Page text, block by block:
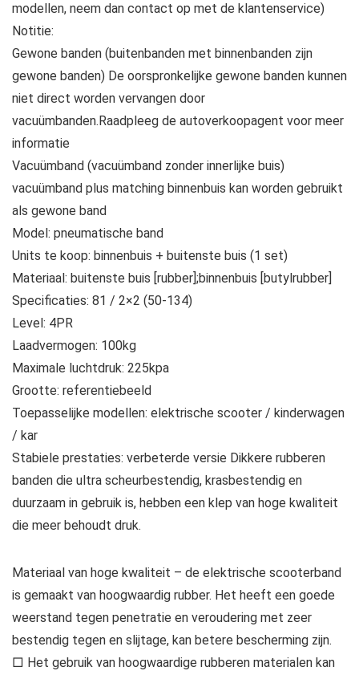
modellen, neem dan contact op met de klantenservice)
Notitie:
Gewone banden (buitenbanden met binnenbanden zijn
gewone banden) De oorspronkelijke gewone banden kunnen
niet direct worden vervangen door
vacuümbanden.Raadpleeg de autoverkoopagent voor meer
informatie
Vacuümband (vacuümband zonder innerlijke buis)
vacuümband plus matching binnenbuis kan worden gebruikt
als gewone band
Model: pneumatische band
Units te koop: binnenbuis + buitenste buis (1 set)
Materiaal: buitenste buis [rubber];binnenbuis [butylrubber]
Specificaties: 81 / 2×2 (50-134)
Level: 4PR
Laadvermogen: 100kg
Maximale luchtdruk: 225kpa
Grootte: referentiebeeld
Toepasselijke modellen: elektrische scooter / kinderwagen
/ kar
Stabiele prestaties: verbeterde versie Dikkere rubberen
banden die ultra scheurbestendig, krasbestendig en
duurzaam in gebruik is, hebben een klep van hoge kwaliteit
die meer behoudt druk.
Materiaal van hoge kwaliteit – de elektrische scooterband
is gemaakt van hoogwaardig rubber. Het heeft een goede
weerstand tegen penetratie en veroudering met zeer
bestendig tegen en slijtage, kan betere bescherming zijn.
□ Het gebruik van hoogwaardige rubberen materialen kan